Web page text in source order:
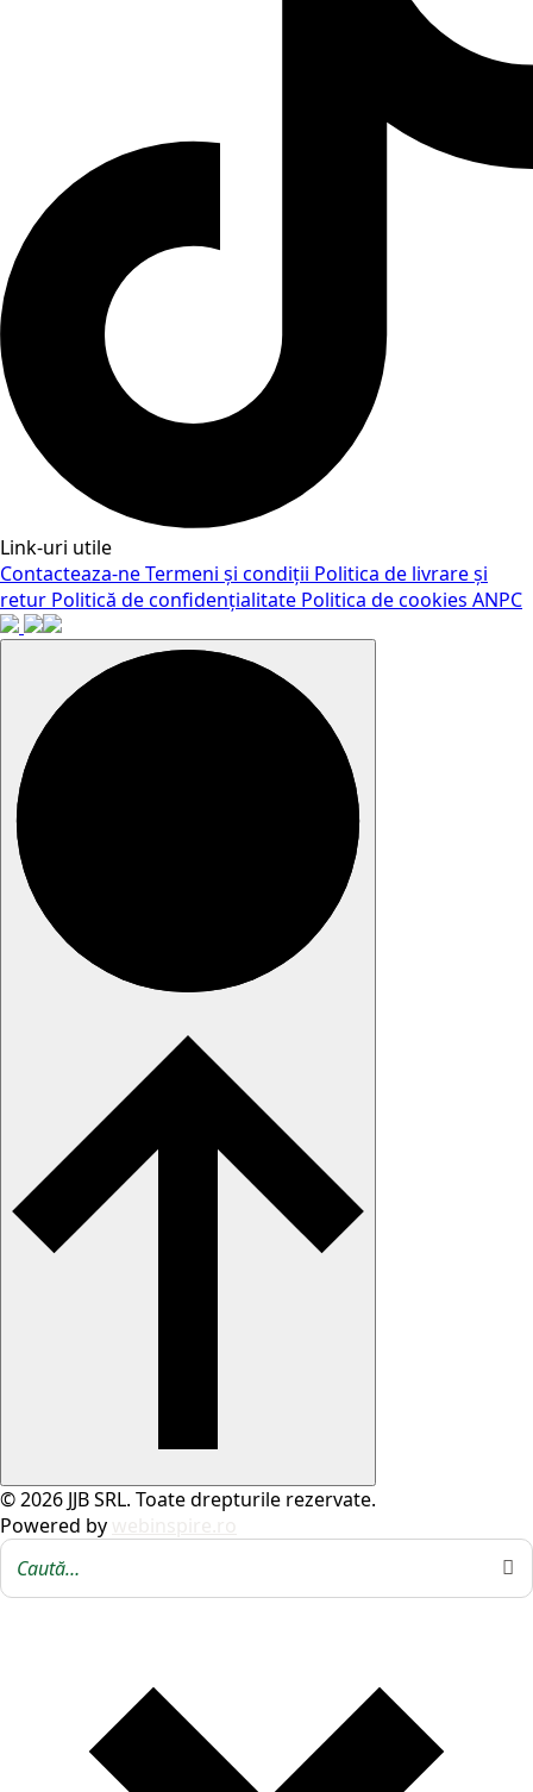
Link-uri utile
Contacteaza-neTermeni și condiții Politica de livrare și
retur Politică de confidențialitate Politica de cookies ANPC
© 2026 JJB SRL. Toate drepturile rezervate.
Powered by